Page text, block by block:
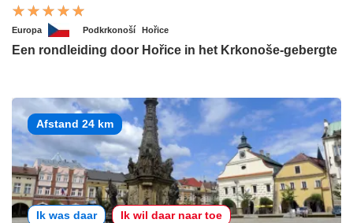
Europa Podkrkonoší Hořice
Een rondleiding door Hořice in het Krkonoše-gebergte
Afstand 24 km
Ik was daar Ik wil daar naar toe